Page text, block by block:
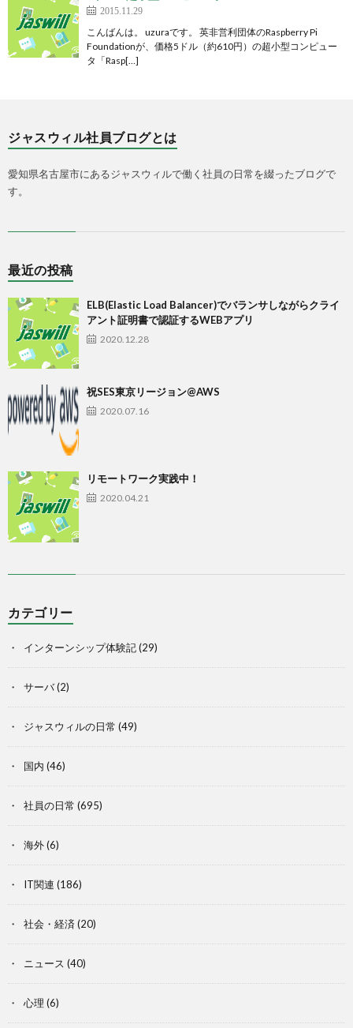
2015.11.29
こんばんは。 uzuraです。 英非営利団体のRaspberry Pi
Foundationが、価格5ドル（約610円）の超小型コンピュー
タ「Rasp[…]
ジャスウィル社員ブログとは
愛知県名古屋市にあるジャスウィルで働く社員の日常を綴ったブログで
す。
最近の投稿
ELB(Elastic Load Balancer)でバランサしながらクライ
アント証明書で認証するWEBアプリ
2020.12.28
祝SES東京リージョン@AWS
2020.07.16
リモートワーク実践中！
2020.04.21
カテゴリー
インターンシップ体験記(29)
サーバ(2)
ジャスウィルの日常 (49)
国内 (46)
社員の日常 (695)
海外(6)
IT関連 (186)
社会・経済 (20)
ニュース (40)
心理 (6)